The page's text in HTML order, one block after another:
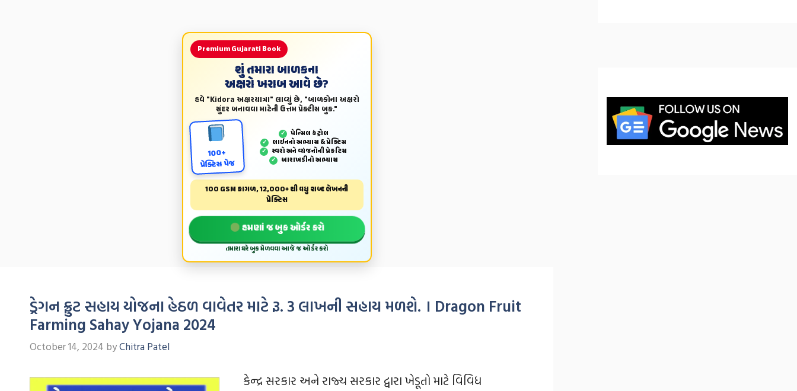
Premium Gujarati Book
શું તમારા બાળકના
અક્ષરો ખરાબ આવે છે?
હવે "Kidora અક્ષરયાત્રા" લાવ્યું છે, "બાળકોના અક્ષરો
સુંદર બનાવવા માટેની ઉત્તમ પ્રેક્ટીસ બુક."
100+
પ્રેક્ટિસ પેજ
✓ પેન્‍સિલ કંટ્રોલ
✓ લાઈનનો અભ્યાસ & પ્રેક્ટિસ
✓ સ્વરો અને વ્યંજનોની પ્રેકટિસ
✓ બારાખડીનો અભ્યાસ
100 GSM કાગળ, 12,000+ થી વધુ શબ્દ લેખનની
પ્રેક્ટિસ
હમણાં જ બુક ઓર્ડર કરો
તમારા ઘરે બુક મેળવવા આજે જ ઓર્ડર કરો
ડ્રેગન ફ્રુટ સહાય યોજના હેઠળ વાવેતર માટે રૂ. 3 લાખની સહાય મળશે. । Dragon Fruit
Farming Sahay Yojana 2024
October 14, 2024 byChitra Patel
કેન્‍દ્ર સરકાર અને રાજ્ય સરકાર દ્વારા ખેડૂતો માટે વિવિધ